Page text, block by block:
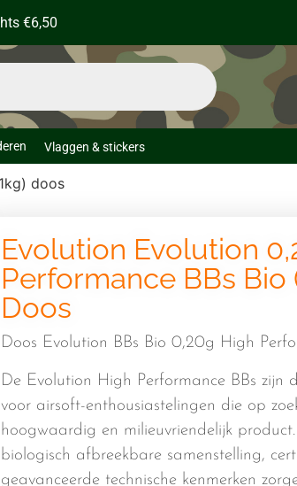
€6,50
Vlaggen & stickers
doos
Evolution Evolution
Performance BBs Bio
Doos
Doos Evolution BBs Bio 0,20g High
De Evolution High Performance BBs zijn
voor airsoft-enthousiastelingen die op
hoogwaardig en milieuvriendelijk
biologisch afbreekbare samenstelling,
geavanceerde technische kenmerken